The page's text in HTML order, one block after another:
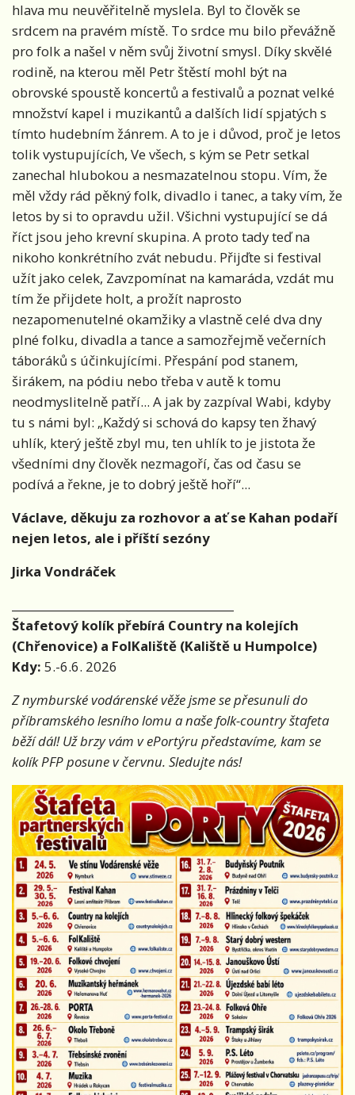
hlava mu neuvěřitelně myslela. Byl to člověk se
srdcem na pravém místě. To srdce mu bilo převážně
pro folk a našel v něm svůj životní smysl. Díky skvělé
rodině, na kterou měl Petr štěstí mohl být na
obrovské spoustě koncertů a festivalů a poznat velké
množství kapel i muzikantů a dalších lidí spjatých s
tímto hudebním žánrem. A to je i důvod, proč je letos
tolik vystupujících, Ve všech, s kým se Petr setkal
zanechal hlubokou a nesmazatelnou stopu. Vím, že
měl vždy rád pěkný folk, divadlo i tanec, a taky vím, že
letos by si to opravdu užil. Všichni vystupující se dá
říct jsou jeho krevní skupina. A proto tady teď na
nikoho konkrétního zvát nebudu. Přijďte si festival
užít jako celek, Zavzpomínat na kamaráda, vzdát mu
tím že přijdete holt, a prožít naprosto
nezapomenutelné okamžiky a vlastně celé dva dny
plné folku, divadla a tance a samozřejmě večerních
táboráků s účinkujícími. Přespání pod stanem,
širákem, na pódiu nebo třeba v autě k tomu
neodmyslitelně patří... A jak by zazpíval Wabi, kdyby
tu s námi byl: „Každý si schová do kapsy ten žhavý
uhlík, který ještě zbyl mu, ten uhlík to je jistota že
všedními dny člověk nezmagoří, čas od času se
podívá a řekne, je to dobrý ještě hoří“...
Václave, děkuju za rozhovor a ať se Kahan podaří
nejen letos, ale i příští sezóny
Jirka Vondráček
Štafetový kolík přebírá Country na kolejích
(Chřenovice) a FolKaliště (Kaliště u Humpolce)
Kdy: 5.-6.6. 2026
Z nymburské vodárenské věže jsme se přesunuli do
příbramského lesního lomu a naše folk-country štafeta
běží dál! Už brzy vám v ePortýru představíme, kam se
kolík PFP posune v červnu. Sledujte nás!